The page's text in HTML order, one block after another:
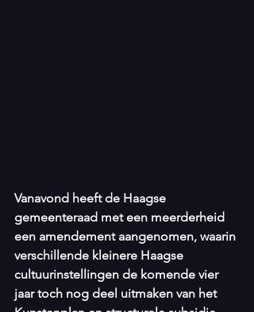
Vanavond heeft de Haagse
gemeenteraad met een meerderheid
een amendement aangenomen, waarin
verschillende kleinere Haagse
cultuurinstellingen de komende vier
jaar toch nog deel uitmaken van het